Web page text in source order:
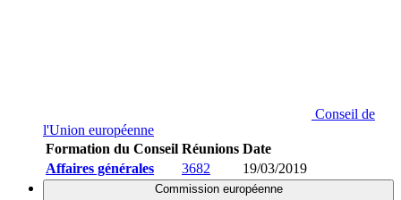
Conseil de
l'Union européenne
Formation du Conseil Réunions Date
Affaires générales
3682 19/03/2019
Commission européenne